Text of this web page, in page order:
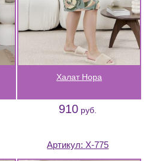
Халат Нора
910 руб.
Артикул: Х-775